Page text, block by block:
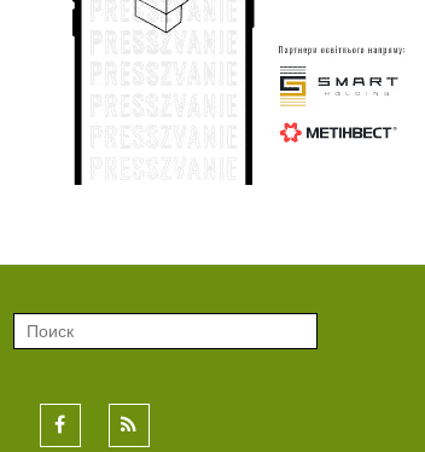
19 июля
Генштаб: по состоянию на 19 июля
общие потери вражеской армии в
18 июля
личном составе составили 1 427 410
личном составе составили 1 425 990
солдат